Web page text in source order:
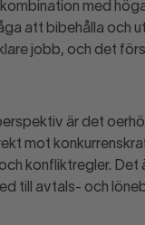
med
att bibehålla och
jobb, och det
är det
mot
konfliktregler. Det
till avtals- och